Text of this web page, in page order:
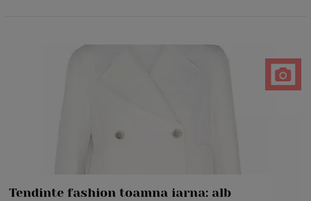
Tendinte fashion toamna iarna: alb